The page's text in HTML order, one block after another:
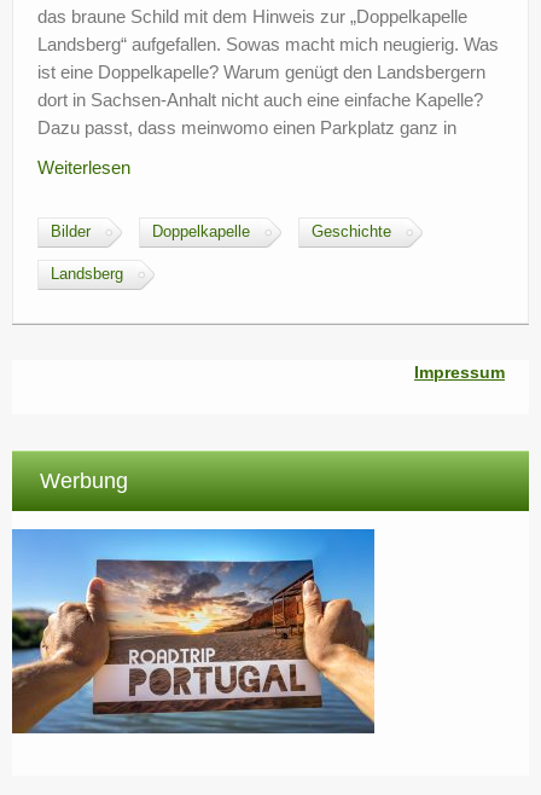
das braune Schild mit dem Hinweis zur „Doppelkapelle
Landsberg“ aufgefallen. Sowas macht mich neugierig. Was
ist eine Doppelkapelle? Warum genügt den Landsbergern
dort in Sachsen-Anhalt nicht auch eine einfache Kapelle?
Dazu passt, dass meinwomo einen Parkplatz ganz in
Weiterlesen
Bilder Doppelkapelle Geschichte
Landsberg
Impressum
Werbung